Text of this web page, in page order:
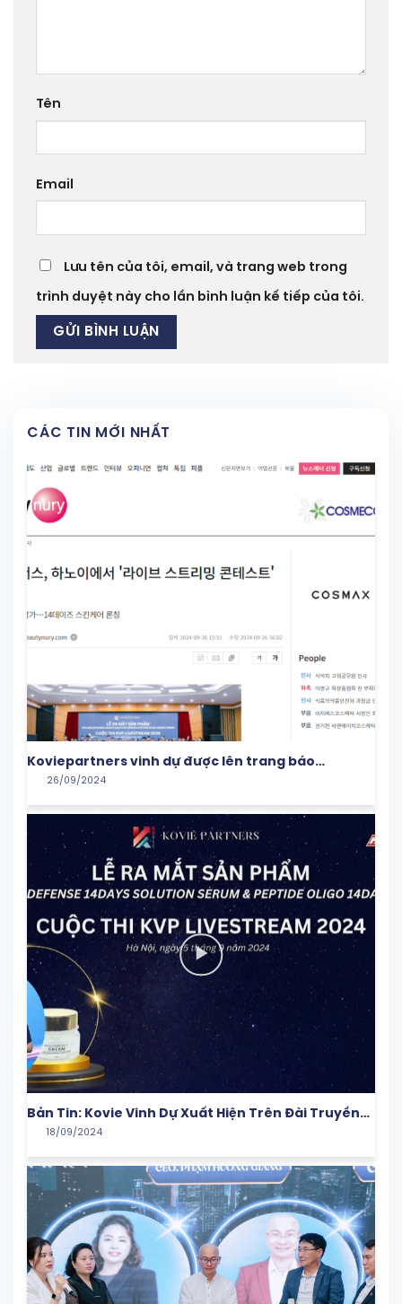
Tên
Email
Lưu tên của tôi, email, và trang web trong
trình duyệt này cho lần bình luận kế tiếp của tôi.
CÁC TIN MỚI NHẤT
Koviepartners vinh dự được lên trang báo
Beautynury!
26/09/2024
Bản Tin: Kovie Vinh Dự Xuất Hiện Trên Đài Truyền
Hình HTV
18/09/2024